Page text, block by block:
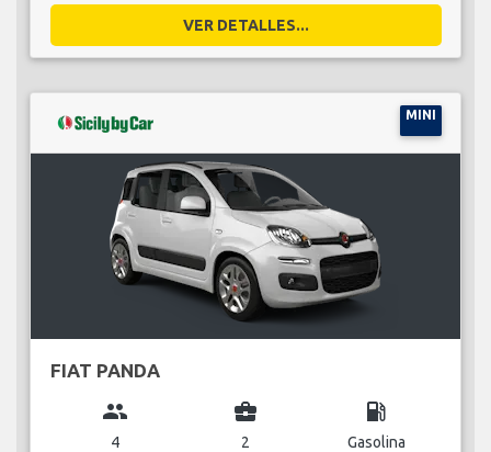
VER DETALLES...
MINI
FIAT PANDA
group
4
business_center
2
local_gas_station
Gasolina